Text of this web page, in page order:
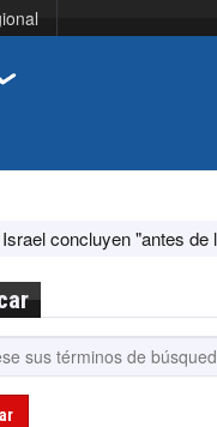
de lo previsto"